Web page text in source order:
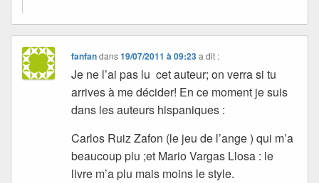
fanfandans19/07/2011 à 09:23 a dit :
Je ne l’ai pas lu cet auteur; on verra si tu
arrives à me décider! En ce moment je suis
dans les auteurs hispaniques :
Carlos Ruiz Zafon (le jeu de l’ange ) qui m’a
beaucoup plu ;et Mario Vargas Llosa : le
livre m’a plu mais moins le style.